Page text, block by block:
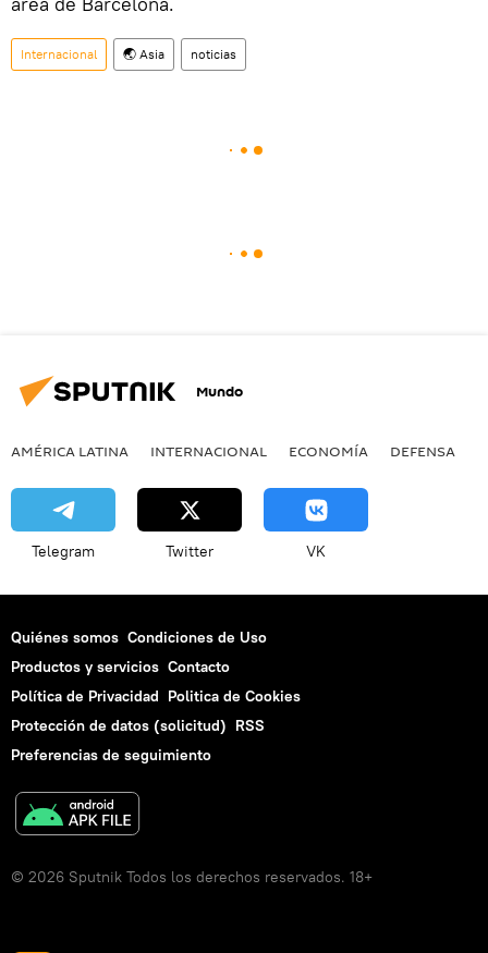
Internacional 🌏 Asia noticias
Mundo
AMÉRICA LATINA INTERNACIONAL ECONOMÍA DEFENSA
Telegram Twitter VK
Quiénes somos Condiciones de Uso
Productos y servicios Contacto
Política de Privacidad Politica de Cookies
Protección de datos (solicitud) RSS
Preferencias de seguimiento
© 2026 Sputnik Todos los derechos reservados. 18+